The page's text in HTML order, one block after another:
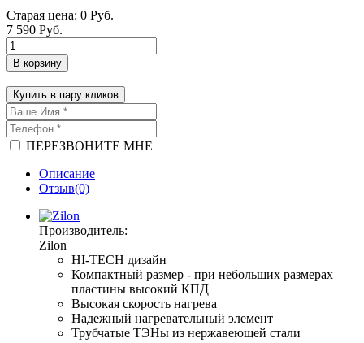
Старая цена: 0 Руб.
7 590 Руб.
В корзину
Купить в пару кликов
ПЕРЕЗВОНИТЕ МНЕ
Описание
Отзыв(0)
Производитель:
Zilon
HI-TECH дизайн
Компактный размер - при небольших размерах
пластины высокий КПД
Высокая скорость нагрева
Надежный нагревательный элемент
Трубчатые ТЭНы из нержавеющей стали